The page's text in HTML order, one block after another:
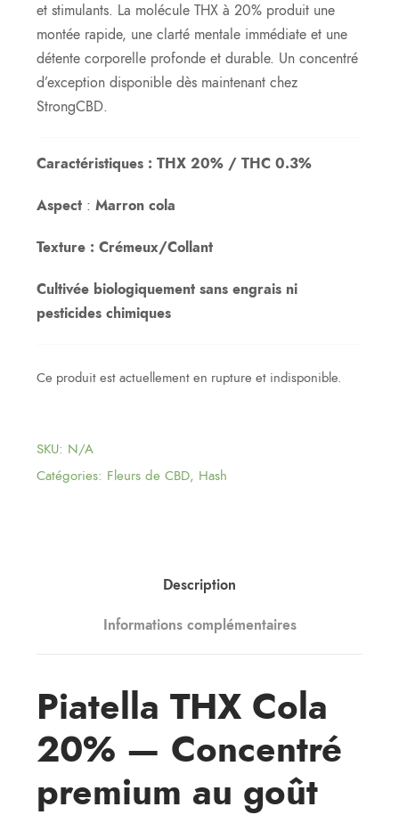
et stimulants. La molécule THX à 20% produit une
montée rapide, une clarté mentale immédiate et une
détente corporelle profonde et durable. Un concentré
d’exception disponible dès maintenant chez
StrongCBD.
Caractéristiques : THX 20% / THC 0.3%
Aspect : Marron cola
Texture : Crémeux/Collant
Cultivée biologiquement sans engrais ni
pesticides chimiques
Ce produit est actuellement en rupture et indisponible.
SKU: N/A
Catégories: Fleurs de CBD, Hash
Description
Informations complémentaires
Piatella THX Cola
20% — Concentré
premium au goût